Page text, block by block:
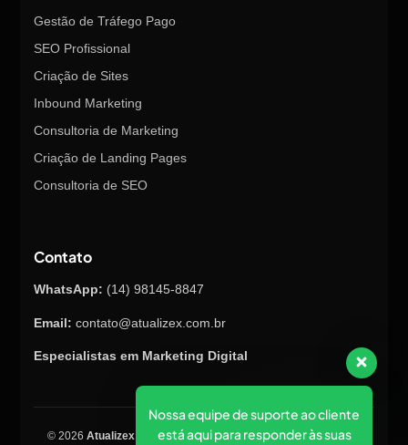
Gestão de Tráfego Pago
SEO Profissional
Criação de Sites
Inbound Marketing
Consultoria de Marketing
Criação de Landing Pages
Consultoria de SEO
Contato
WhatsApp: (14) 98145-8847
Email: contato@atualizex.com.br
Especialistas em Marketing Digital
© 2026 Atualizex Marketing & Performance. Todos os direitos
Nossa equipe de suporte ao cliente
está aqui para responder às suas